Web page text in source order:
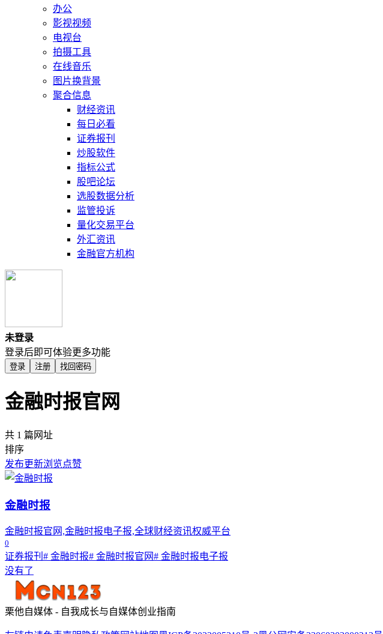
办公
影视视频
电视台
拍摄工具
在线音乐
图片换背景
聚合信息
财经资讯
每日必看
证券报刊
炒股软件
指标公式
股吧论坛
选股数据分析
监管投诉
量化交易平台
外汇资讯
金融官方机构
未登录
登录后即可体验更多功能
登录 注册 找回密码
金融时报官网
共 1 篇网址
排序
发布更新浏览点赞
金融时报
金融时报官网,金融时报电子报,全球财经资讯权威平台
0
证券报刊 # 金融时报# 金融时报官网# 金融时报电子报
没有了
栗他自媒体 - 自我成长与自媒体创业指南